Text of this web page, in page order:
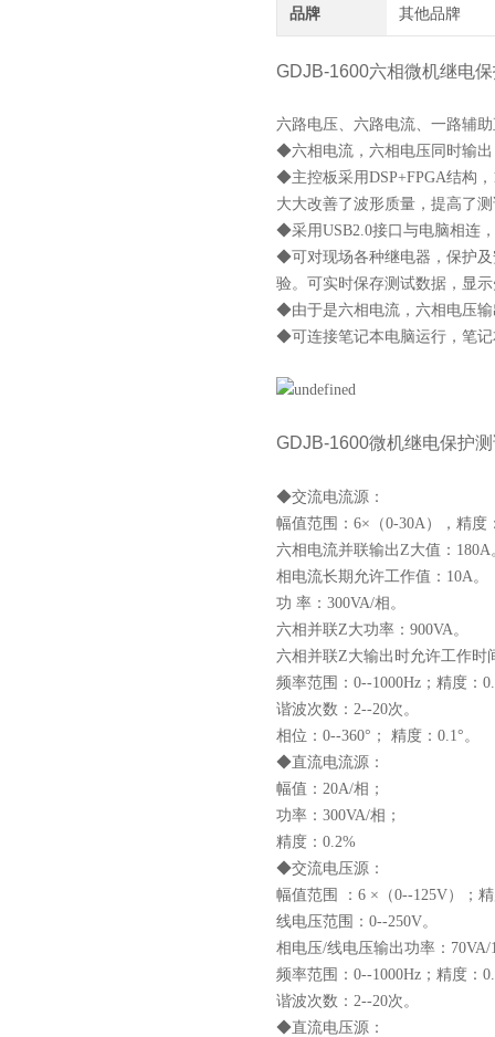
品牌 其他品牌
GDJB-1600六相微机继电
六路电压、六路电流、一路辅
◆六相电流，六相电压同时输
◆主控板采用DSP+FPGA结构
大大改善了波形质量，提高了
◆采用USB2.0接口与电脑相连
◆可对现场各种继电器，保护及
验。可实时保存测试数据，显
◆由于是六相电流，六相电压
◆可连接笔记本电脑运行，笔
GDJB-1600微机继电保护
◆交流电流源：
幅值范围：6×（0-30A），精度
六相电流并联输出Z大值：180A
相电流长期允许工作值：10A。
功 率：300VA/相。
六相并联Z大功率：900VA。
六相并联Z大输出时允许工作时
频率范围：0--1000Hz；精度：
谐波次数：2--20次。
相位：0--360°； 精度：0.1°。
◆直流电流源：
幅值：20A/相；
功率：300VA/相；
精度：0.2%
◆交流电压源：
幅值范围 ：6 ×（0--125V）；
线电压范围：0--250V。
相电压/线电压输出功率：70VA/
频率范围：0--1000Hz；精度：
谐波次数：2--20次。
◆直流电压源：